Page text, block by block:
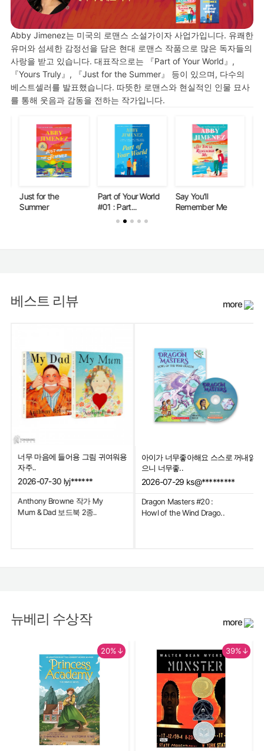
Abby Jimenez는 미국의 로맨스 소설가이자 사업가입니다. 유쾌한
유머와 섬세한 감정선을 담은 현대 로맨스 작품으로 많은 독자들의
사랑을 받고 있습니다. 대표작으로는 『Part of Your World』,
『Yours Truly』, 『Just for the Summer』 등이 있으며, 다수의
베스트셀러를 발표했습니다. 따뜻한 로맨스와 현실적인 인물 묘사
를 통해 웃음과 감동을 전하는 작가입니다.
Just for the
Summer
Part of Your World
#01 : Part...
Say You'll
Remember Me
베스트 리뷰 more
너무 마음에 들어용 그림 귀여워용
자주..
2026-07-30 lyj******
Anthony Browne 작가 My
Mum & Dad 보드북 2종..
아이가 너무좋아해요 스스로 꺼내읽
으니 너무좋..
2026-07-29 ks@*********
Dragon Masters #20 :
Howl of the Wind Drago..
뉴베리 수상작 more
20%↓ 39%↓